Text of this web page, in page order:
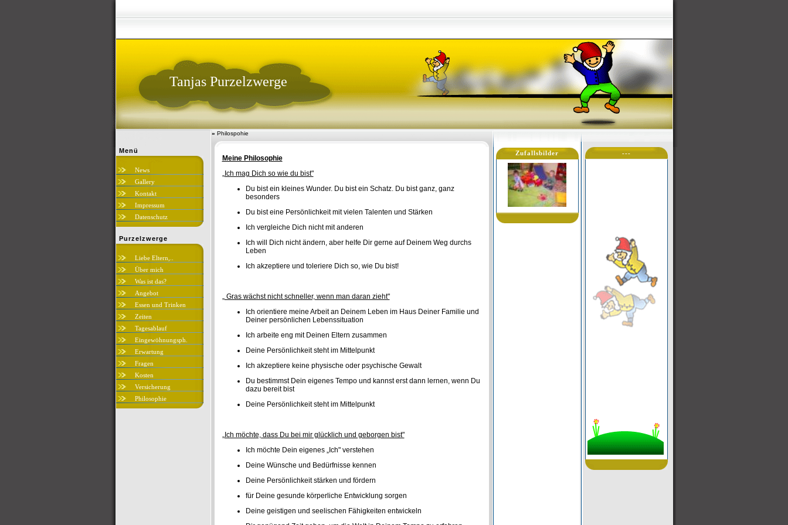
Tanjas Purzelzwerge
» Philospohie
Menü
News
Gallery
Kontakt
Impressum
Datenschutz
Purzelzwerge
Liebe Eltern,..
Über mich
Was ist das?
Angebot
Essen und Trinken
Zeiten
Tagesablauf
Eingewöhnungsph.
Erwartung
Fragen
Kosten
Versicherung
Philosophie
Meine Philosophie
„Ich mag Dich so wie du bist"
Du bist ein kleines Wunder. Du bist ein Schatz. Du bist ganz, ganz
besonders
Du bist eine Persönlichkeit mit vielen Talenten und Stärken
Ich vergleiche Dich nicht mit anderen
Ich will Dich nicht ändern, aber helfe Dir gerne auf Deinem Weg durchs
Leben
Ich akzeptiere und toleriere Dich so, wie Du bist!
„ Gras wächst nicht schneller, wenn man daran zieht"
Ich orientiere meine Arbeit an Deinem Leben im Haus Deiner Familie und
Deiner persönlichen Lebenssituation
Ich arbeite eng mit Deinen Eltern zusammen
Deine Persönlichkeit steht im Mittelpunkt
Ich akzeptiere keine physische oder psychische Gewalt
Du bestimmst Dein eigenes Tempo und kannst erst dann lernen, wenn Du
dazu bereit bist
Deine Persönlichkeit steht im Mittelpunkt
„Ich möchte, dass Du bei mir glücklich und geborgen bist"
Ich möchte Dein eigenes „Ich" verstehen
Deine Wünsche und Bedürfnisse kennen
Deine Persönlichkeit stärken und fördern
für Deine gesunde körperliche Entwicklung sorgen
Deine geistigen und seelischen Fähigkeiten entwickeln
Zufallsbilder ---